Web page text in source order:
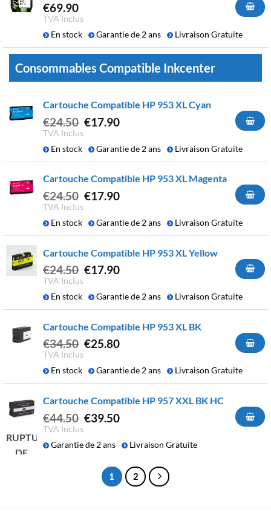
€69.90
TVA Inclus
En stock
Garantie de 2 ans Livraison Gratuite
Consommables Compatible Inkcenter
Cartouche Compatible HP 953 XL Cyan
€24.50
Le
initial
€17.90Le
actuel
TVA Inclus
En stock
Garantie de 2 ans Livraison Gratuite
Cartouche Compatible HP 953 XL Magenta
€24.50
Le
initial
€17.90Le
actuel
TVA Inclus
En stock
Garantie de 2 ans Livraison Gratuite
Cartouche Compatible HP 953 XL Yellow
€24.50
Le
initial
€17.90Le
actuel
TVA Inclus
En stock
Garantie de 2 ans Livraison Gratuite
Cartouche Compatible HP 953 XL BK
€34.50 Le
initial
€25.80Le
actuel
TVA Inclus
En stock
Garantie de 2 ans Livraison Gratuite
RUPTURE
DE
Cartouche Compatible HP 957 XXL BK HC
€44.50
Le
initial
€44.50.
€39.50Le
actuel
€39.50.
TVA Inclus
Garantie de 2 ans
Livraison Gratuite
1 2